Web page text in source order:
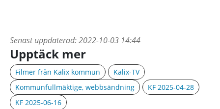
Senast uppdaterad:2022-10-03 14:44
Upptäck mer
Filmer från Kalix kommun
Kalix-TV
Kommunfullmäktige, webbsändning
KF 2025-04-28
KF 2025-06-16